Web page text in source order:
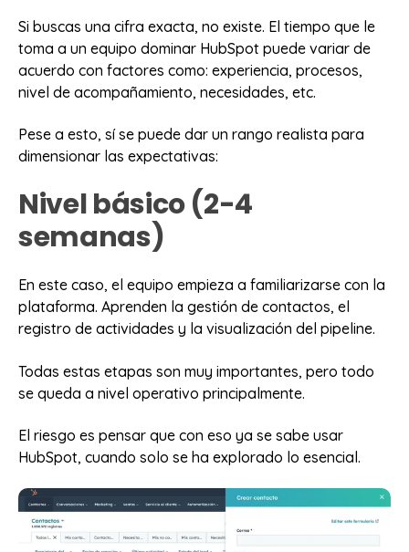
Si buscas una cifra exacta, no existe. El tiempo que le
toma a un equipo dominar HubSpot puede variar de
acuerdo con factores como: experiencia, procesos,
nivel de acompañamiento, necesidades, etc.
Pese a esto, sí se puede dar un rango realista para
dimensionar las expectativas:
Nivel básico (2-4
semanas)
En este caso, el equipo empieza a familiarizarse con la
plataforma. Aprenden la gestión de contactos, el
registro de actividades y la visualización del pipeline.
Todas estas etapas son muy importantes, pero todo
se queda a nivel operativo principalmente.
El riesgo es pensar que con eso ya se sabe usar
HubSpot, cuando solo se ha explorado lo esencial.